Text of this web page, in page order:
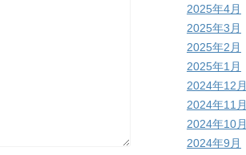
2025年4月
2025年3月
2025年2月
2025年1月
2024年12月
2024年11月
2024年10月
2024年9月